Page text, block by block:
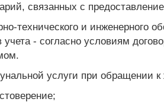
связанных с
технического и инженерного
учета - согласно условиям
услуги при обращении